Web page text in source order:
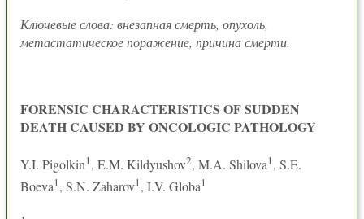
Ключевые слова: внезапная смерть, опухоль,
метастатическое поражение, причина смерти.
FORENSIC CHARACTERISTICS OF SUDDEN
DEATH CAUSED BY ONCOLOGIC PATHOLOGY
Y.I. Pigolkin1, E.M. Kildyushov2, M.A. Shilova1, S.E.
Boeva1, S.N. Zaharov1, I.V. Globa1